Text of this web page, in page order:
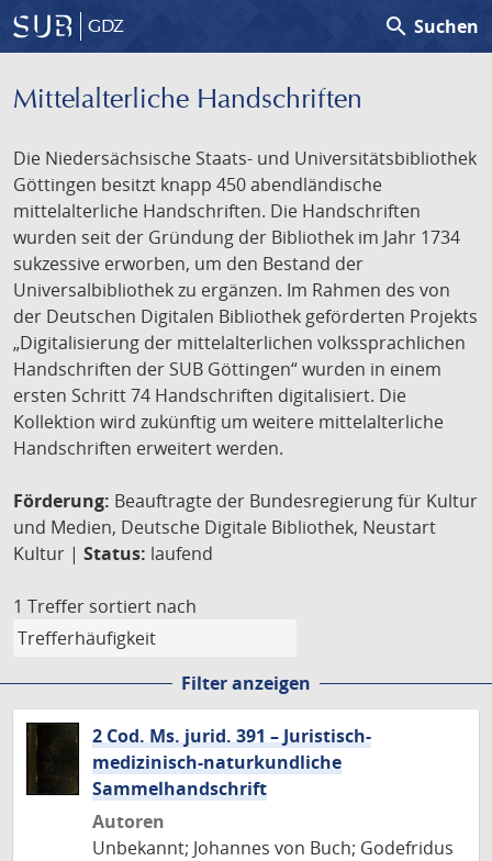
GDZ search Suchen
Mittelalterliche Handschriften
Die Niedersächsische Staats- und Universitätsbibliothek
Göttingen besitzt knapp 450 abendländische
mittelalterliche Handschriften. Die Handschriften
wurden seit der Gründung der Bibliothek im Jahr 1734
sukzessive erworben, um den Bestand der
Universalbibliothek zu ergänzen. Im Rahmen des von
der Deutschen Digitalen Bibliothek geförderten Projekts
„Digitalisierung der mittelalterlichen volkssprachlichen
Handschriften der SUB Göttingen“ wurden in einem
ersten Schritt 74 Handschriften digitalisiert. Die
Kollektion wird zukünftig um weitere mittelalterliche
Handschriften erweitert werden.
Förderung: Beauftragte der Bundesregierung für Kultur
und Medien, Deutsche Digitale Bibliothek, Neustart
Kultur | Status: laufend
1 Treffer sortiert nach
Filter anzeigen
2 Cod. Ms. jurid. 391 – Juristisch-
medizinisch-naturkundliche
Sammelhandschrift
Autoren
Unbekannt; Johannes von Buch; Godefridus